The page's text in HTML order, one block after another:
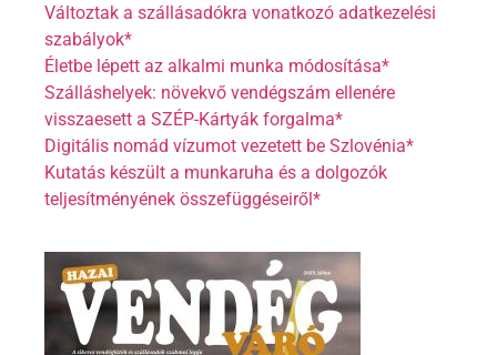
Változtak a szállásadókra vonatkozó adatkezelési
szabályok*
Életbe lépett az alkalmi munka módosítása*
Szálláshelyek: növekvő vendégszám ellenére
visszaesett a SZÉP-Kártyák forgalma*
Digitális nomád vízumot vezetett be Szlovénia*
Kutatás készült a munkaruha és a dolgozók
teljesítményének összefüggéseiről*